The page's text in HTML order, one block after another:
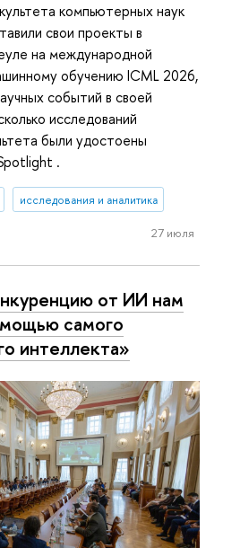
компьютерных наук
свои проекты в
на международной
обучению ICML 2026,
событий в своей
исследований
были удостоены
.
исследования и аналитика
27 июля
от ИИ нам
самого
интеллекта»